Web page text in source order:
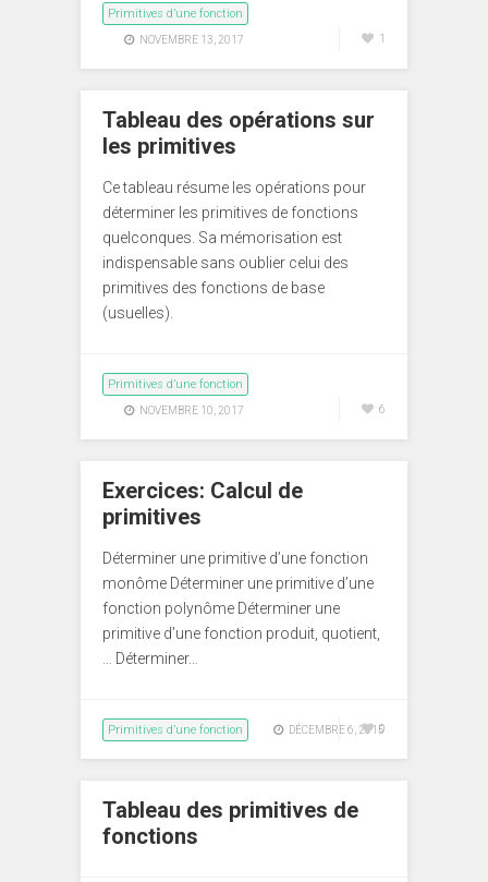
Primitives d’une fonction
NOVEMBRE 13, 2017 1
Tableau des opérations sur
les primitives
Ce tableau résume les opérations pour
déterminer les primitives de fonctions
quelconques. Sa mémorisation est
indispensable sans oublier celui des
primitives des fonctions de base
(usuelles).
Primitives d’une fonction
NOVEMBRE 10, 2017 6
Exercices: Calcul de
primitives
Déterminer une primitive d’une fonction
monôme Déterminer une primitive d’une
fonction polynôme Déterminer une
primitive d’une fonction produit, quotient,
… Déterminer…
Primitives d’une fonction DÉCEMBRE 6, 2015
0
Tableau des primitives de
fonctions